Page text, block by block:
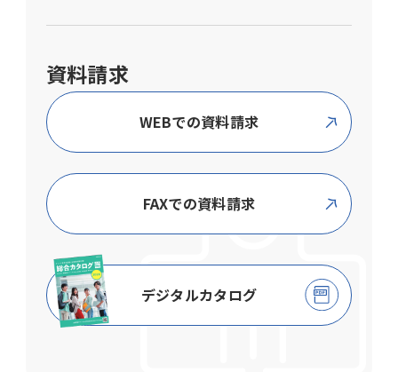
ただし、商品お届け後に、やむを得ず実受験
（検）者数が2名以下になる場合は、別途料金
が発生いたしますのでご注意ください。
詳しくはお問い合わせください（ただし、
WEB教材は除く）。
資料請求
WEBでの資料請求
FAXでの資料請求
デジタルカタログ